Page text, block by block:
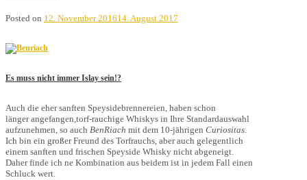
Posted on 12. November 201614. August 2017
Es muss nicht immer Islay sein!?
Auch die eher sanften Speysidebrennereien, haben schon
länger angefangen,torf-rauchige Whiskys in Ihre Standardauswahl
aufzunehmen, so auch BenRiach mit dem 10-jährigen Curiositas.
Ich bin ein großer Freund des Torfrauchs, aber auch gelegentlich
einem sanften und frischen Speyside Whisky nicht abgeneigt.
Daher finde ich ne Kombination aus beidem ist in jedem Fall einen
Schluck wert.